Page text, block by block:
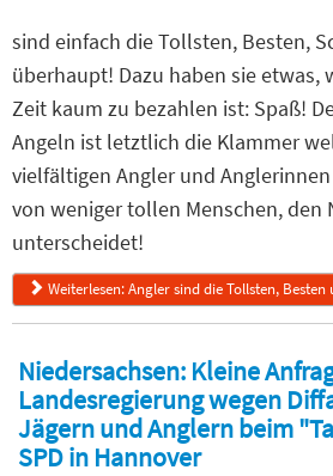
sind einfach die Tollsten, Besten,
überhaupt! Dazu haben sie etwas,
Zeit kaum zu bezahlen ist: Spaß!
Angeln ist letztlich die Klammer
vielfältigen Angler und
von weniger tollen Menschen, den
unterscheidet!
Weiterlesen: Angler sind die Tollsten, Besten
Niedersachsen: Kleine
Landesregierung wegen
Jägern und Anglern beim
SPD in Hannover